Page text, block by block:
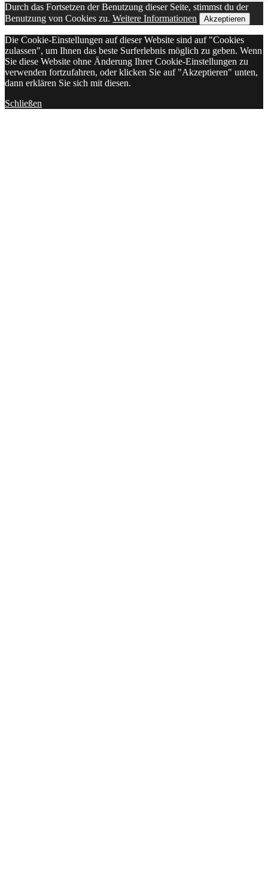
Durch das Fortsetzen der Benutzung dieser Seite, stimmst du der
Benutzung von Cookies zu. Weitere Informationen Akzeptieren
Die Cookie-Einstellungen auf dieser Website sind auf "Cookies
zulassen", um Ihnen das beste Surferlebnis möglich zu geben. Wenn
Sie diese Website ohne Änderung Ihrer Cookie-Einstellungen zu
verwenden fortzufahren, oder klicken Sie auf "Akzeptieren" unten,
dann erklären Sie sich mit diesen.
Schließen